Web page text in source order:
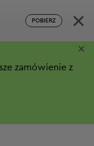
POBIERZ ×
zamówienie z
×